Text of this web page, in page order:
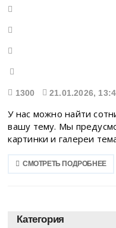
1300 21.01.2026,
У нас можно найти
вашу тему. Мы
картинки и галереи
СМОТРЕТЬ ПОДРОБНЕЕ
Категория